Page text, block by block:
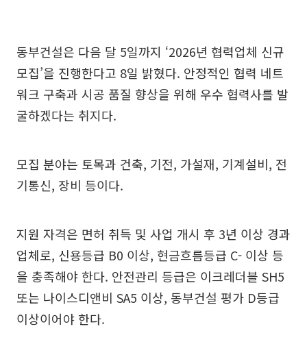
동부건설은 다음 달 5일까지 ‘2026년 협력업체 신규
모집’을 진행한다고 8일 밝혔다. 안정적인 협력 네트
워크 구축과 시공 품질 향상을 위해 우수 협력사를 발
굴하겠다는 취지다.
모집 분야는 토목과 건축, 기전, 가설재, 기계설비, 전
기통신, 장비 등이다.
지원 자격은 면허 취득 및 사업 개시 후 3년 이상 경과
업체로, 신용등급 B0 이상, 현금흐름등급 C- 이상 등
을 충족해야 한다. 안전관리 등급은 이크레더블 SH5
또는 나이스디앤비 SA5 이상, 동부건설 평가 D등급
이상이어야 한다.